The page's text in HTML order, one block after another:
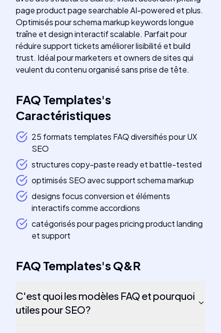
page product page searchable AI-powered et plus.
Optimisés pour schema markup keywords longue
traîne et design interactif scalable. Parfait pour
réduire support tickets améliorer lisibilité et build
trust. Idéal pour marketers et owners de sites qui
veulent du contenu organisé sans prise de tête.
FAQ Templates's
Caractéristiques
25 formats templates FAQ diversifiés pour UX
SEO
structures copy-paste ready et battle-tested
optimisés SEO avec support schema markup
designs focus conversion et éléments
interactifs comme accordions
catégorisés pour pages pricing product landing
et support
FAQ Templates'sQ&R
C'est quoi les modèles FAQ et pourquoi
utiles pour SEO?